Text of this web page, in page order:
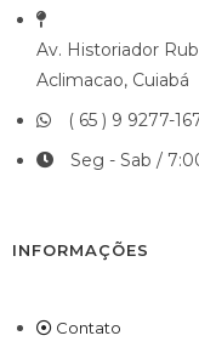
Av. Historiador
Aclimacao, Cuiabá
( 65 ) 9 9277-
Seg - Sab /
INFORMAÇÕES
Contato